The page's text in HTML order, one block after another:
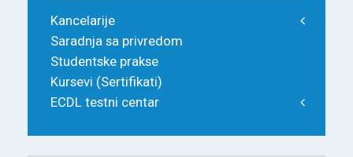
Kancelarije
Saradnja sa privredom
Studentske prakse
Kursevi (Sertifikati)
ECDL testni centar